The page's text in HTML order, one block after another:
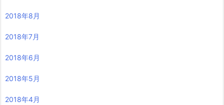
2018年8月
2018年7月
2018年6月
2018年5月
2018年4月